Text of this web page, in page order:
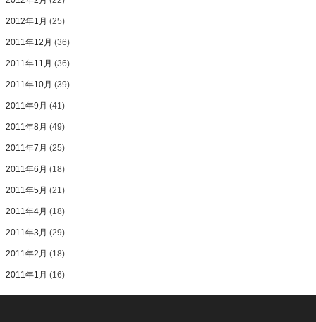
2012年1月 (25)
2011年12月 (36)
2011年11月 (36)
2011年10月 (39)
2011年9月 (41)
2011年8月 (49)
2011年7月 (25)
2011年6月 (18)
2011年5月 (21)
2011年4月 (18)
2011年3月 (29)
2011年2月 (18)
2011年1月 (16)